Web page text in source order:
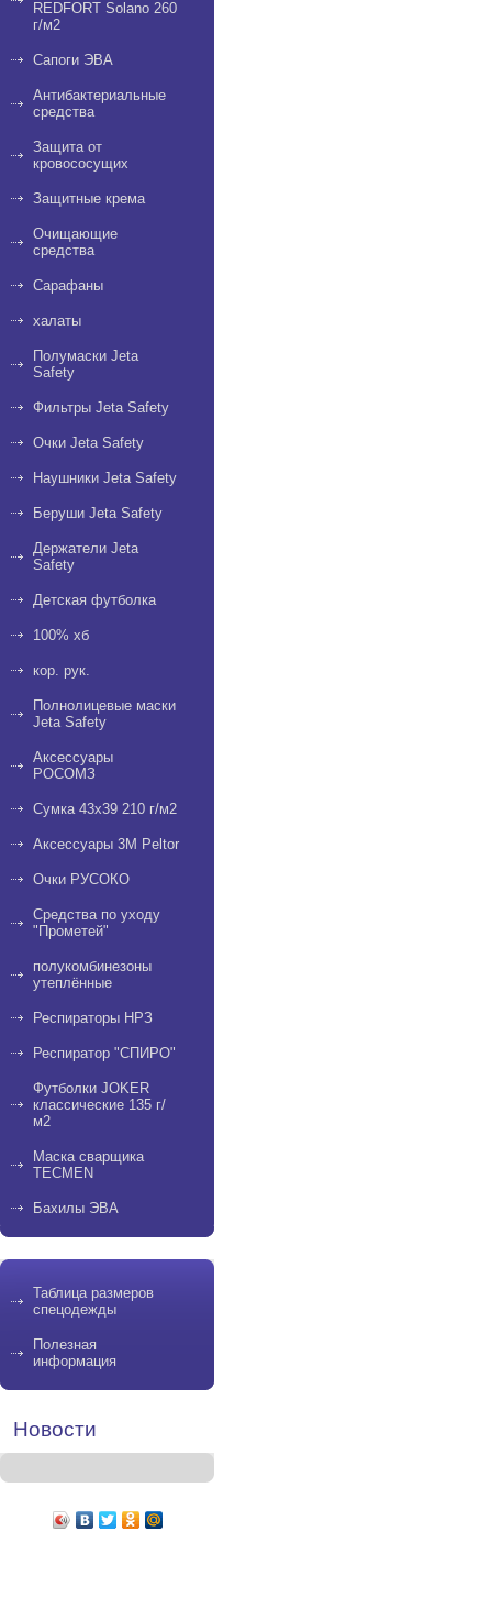
REDFORT Solano 260
г/м2
Сапоги ЭВА
Антибактериальные
средства
Защита от
кровососущих
Защитные крема
Очищающие
средства
Сарафаны
халаты
Полумаски Jeta
Safety
Фильтры Jeta Safety
Очки Jeta Safety
Наушники Jeta Safety
Беруши Jeta Safety
Держатели Jeta
Safety
Детская футболка
100% хб
кор. рук.
Полнолицевые маски
Jeta Safety
Аксессуары
РОСОМЗ
Сумка 43х39 210 г/м2
Аксессуары 3М Peltor
Очки РУСОКО
Средства по уходу
"Прометей"
полукомбинезоны
утеплённые
Респираторы НРЗ
Респиратор "СПИРО"
Футболки JOKER
классические 135 г/
м2
Маска сварщика
TECMEN
Бахилы ЭВА
Таблица размеров
спецодежды
Полезная
информация
Новости